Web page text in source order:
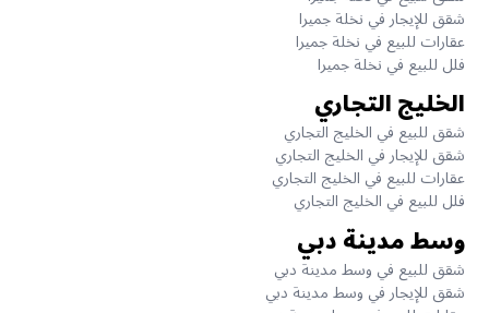
شقق للإيجار في نخلة جميرا
عقارات للبيع في نخلة جميرا
فلل للبيع في نخلة جميرا
الخليج التجاري
شقق للبيع في الخليج التجاري
شقق للإيجار في الخليج التجاري
عقارات للبيع في الخليج التجاري
فلل للبيع في الخليج التجاري
وسط مدينة دبي
شقق للبيع في وسط مدينة دبي
شقق للإيجار في وسط مدينة دبي